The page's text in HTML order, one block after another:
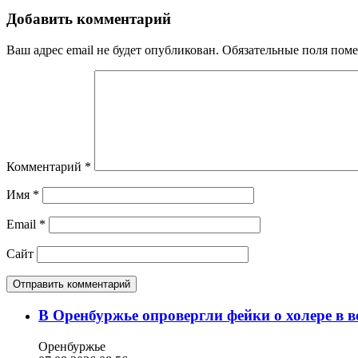
Добавить комментарий
Ваш адрес email не будет опубликован. Обязательные поля
Комментарий *
Имя *
Email *
Сайт
В Оренбуржье опровергли фейки о холере в
Оренбуржье